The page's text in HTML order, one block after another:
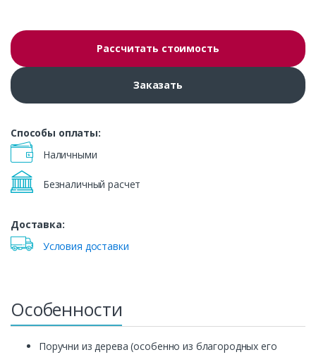
Рассчитать стоимость
Заказать
Способы оплаты:
Наличными
Безналичный расчет
Доставка:
Условия доставки
Особенности
Поручни из дерева (особенно из благородных его